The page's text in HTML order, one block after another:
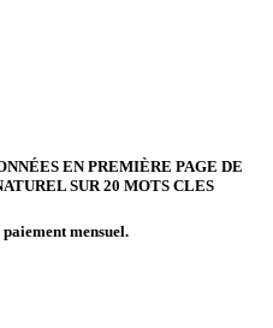
EN PREMIÈRE PAGE DE
SUR 20 MOTS CLES
mensuel.